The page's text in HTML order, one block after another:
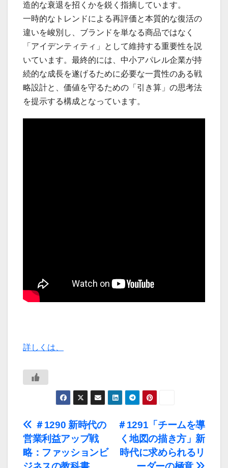
造的な衰退を招くかを鋭く指摘しています。
一時的なトレンドによる再評価と本質的な復活の
違いを峻別し、ブランドを単なる商品ではなく
「アイデンティティ」として維持する重要性を説
いています。最終的には、中小アパレル企業が持
続的な成長を遂げるために必要な一貫性のある戦
略設計と、価値を守るための「引き算」の思考法
を提示する構成となっています。
詳しくは、
投
稿
＃1291「チームを導
く地図の描き方」新
時代に求められるリ
＃1290 新時代の
営業利益アップ戦
略：ファッションビ